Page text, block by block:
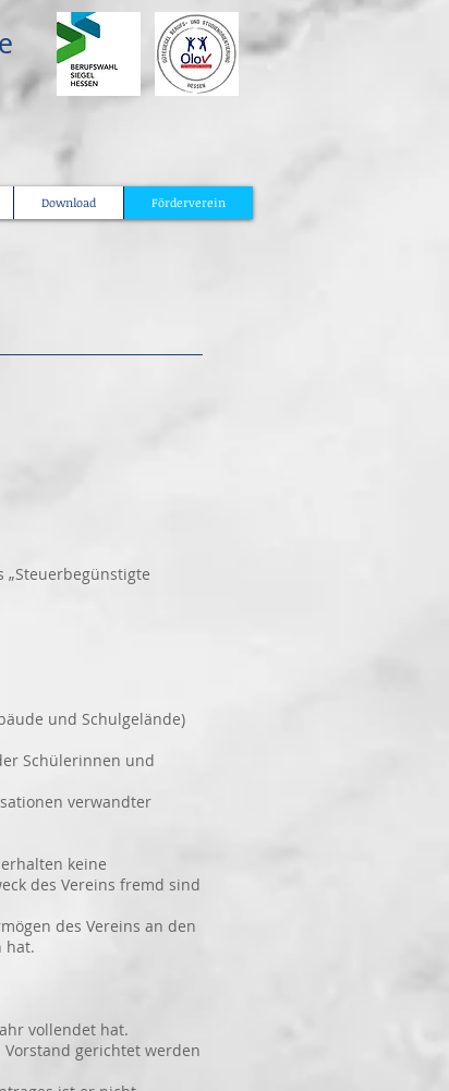
Download Förderverein
und Schulgelände)
Schülerinnen und
verwandter
keine
des Vereins fremd sind
des Vereins an den
vollendet hat.
gerichtet werden